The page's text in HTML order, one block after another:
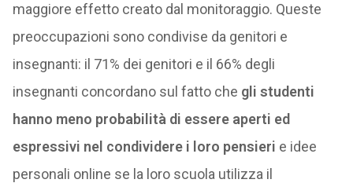
maggiore effetto creato dal monitoraggio. Queste
preoccupazioni sono condivise da genitori e
insegnanti: il 71% dei genitori e il 66% degli
insegnanti concordano sul fatto che gli studenti
hanno meno probabilità di essere aperti ed
espressivi nel condividere i loro pensieri e idee
personali online se la loro scuola utilizza il